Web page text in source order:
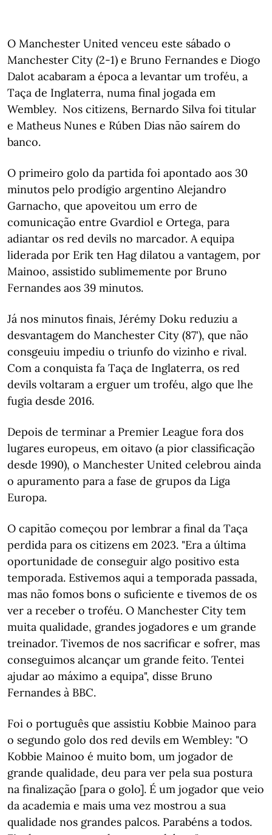
O Manchester United venceu este sábado o
Manchester City (2-1) e Bruno Fernandes e Diogo
Dalot acabaram a época a levantar um troféu, a
Taça de Inglaterra, numa final jogada em
Wembley. Nos citizens, Bernardo Silva foi titular
e Matheus Nunes e Rúben Dias não saírem do
banco.
O primeiro golo da partida foi apontado aos 30
minutos pelo prodígio argentino Alejandro
Garnacho, que apoveitou um erro de
comunicação entre Gvardiol e Ortega, para
adiantar os red devils no marcador. A equipa
liderada por Erik ten Hag dilatou a vantagem, por
Mainoo, assistido sublimemente por Bruno
Fernandes aos 39 minutos.
Já nos minutos finais, Jérémy Doku reduziu a
desvantagem do Manchester City (87'), que não
consgeuiu impediu o triunfo do vizinho e rival.
Com a conquista fa Taça de Inglaterra, os red
devils voltaram a erguer um troféu, algo que lhe
fugia desde 2016.
Depois de terminar a Premier League fora dos
lugares europeus, em oitavo (a pior classificação
desde 1990), o Manchester United celebrou ainda
o apuramento para a fase de grupos da Liga
Europa.
O capitão começou por lembrar a final da Taça
perdida para os citizens em 2023. "Era a última
oportunidade de conseguir algo positivo esta
temporada. Estivemos aqui a temporada passada,
mas não fomos bons o suficiente e tivemos de os
ver a receber o troféu. O Manchester City tem
muita qualidade, grandes jogadores e um grande
treinador. Tivemos de nos sacrificar e sofrer, mas
conseguimos alcançar um grande feito. Tentei
ajudar ao máximo a equipa", disse Bruno
Fernandes à BBC.
Foi o português que assistiu Kobbie Mainoo para
o segundo golo dos red devils em Wembley: "O
Kobbie Mainoo é muito bom, um jogador de
grande qualidade, deu para ver pela sua postura
na finalização [para o golo]. É um jogador que veio
da academia e mais uma vez mostrou a sua
qualidade nos grandes palcos. Parabéns a todos.